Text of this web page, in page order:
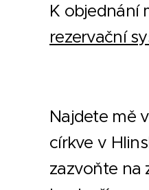
K objednání
rezervační
Najdete mě
církve v
zazvoňte na